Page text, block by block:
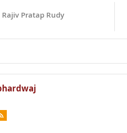
Pratap Rudy